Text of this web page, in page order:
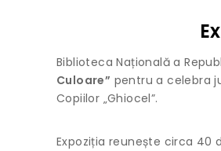
Biblioteca Națională a
Culoare” pentru a celebra
Copiilor „Ghiocel”.
Expoziția reunește circa 40